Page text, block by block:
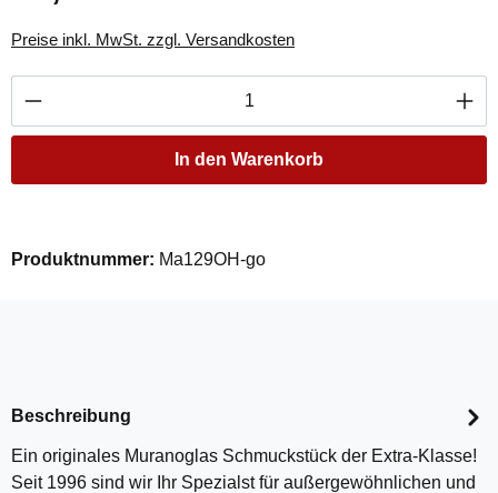
Preise inkl. MwSt. zzgl. Versandkosten
Produkt Anzahl: Gib den gewünschten
In den Warenkorb
Produktnummer: Ma129OH-go
Beschreibung
Ein originales Muranoglas Schmuckstück der Extra-Klasse!
Seit 1996 sind wir Ihr Spezialst für außergewöhnlichen und